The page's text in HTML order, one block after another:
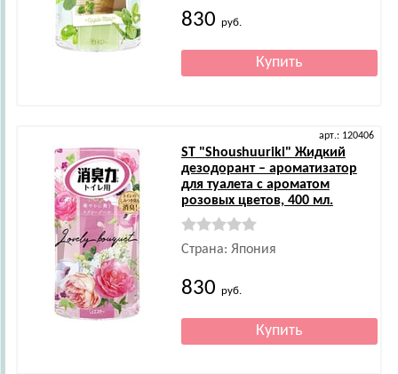
830 руб.
арт.: 120406
ST"Shoushuuriki" Жидкий
дезодорант – ароматизатор
для туалета с ароматом
розовых цветов, 400 мл.
Страна: Япония
830 руб.